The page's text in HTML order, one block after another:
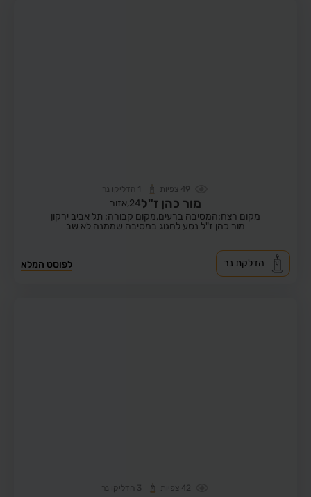
49 צפיות 1 הדליקו נר
מור כהן ז"ל24, אזור
מקום רצח:המסיבה ברעים,מקום קבורה: תל אביב ירקון
מור כהן ז"ל נסע לחגוג במסיבה שממנה לא שב
לפוסט המלא הדלקת נר
42 צפיות 3 הדליקו נר